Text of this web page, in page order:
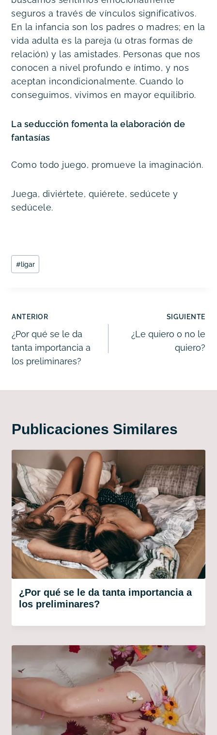
seguros a través de vínculos significativos.
En la infancia son los padres o madres; en la
vida adulta es la pareja (u otras formas de
relación) y las amistades. Personas que nos
conocen a nivel profundo e íntimo, y nos
aceptan incondicionalmente. Cuando lo
conseguimos, vivimos en mayor equilibrio.
La seducción fomenta la elaboración de
fantasías
Como todo juego, promueve la imaginación.
Juega, diviértete, quiérete, sedúcete y
sedúcele.
Etiquetas
de
#ligar
Navegación
de
entradas
ANTERIOR
¿Por qué se le da
tanta importancia a
los preliminares?
SIGUIENTE
¿Le quiero o no le
quiero?
Publicaciones Similares
¿Por qué se le da tanta importancia a
los preliminares?